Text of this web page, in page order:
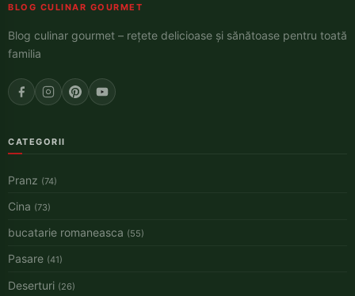
BLOG CULINAR GOURMET
Blog culinar gourmet – rețete delicioase și sănătoase pentru toată
familia
CATEGORII
Pranz (74)
Cina (73)
bucatarie romaneasca (55)
Pasare (41)
Deserturi (26)